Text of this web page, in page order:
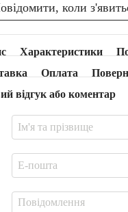
коли
Характеристики
Оплата
відгук або коментар